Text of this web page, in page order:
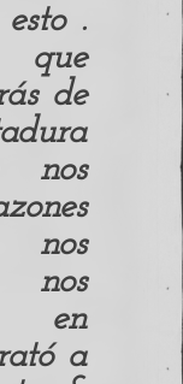
.
que
de
nos
en
a